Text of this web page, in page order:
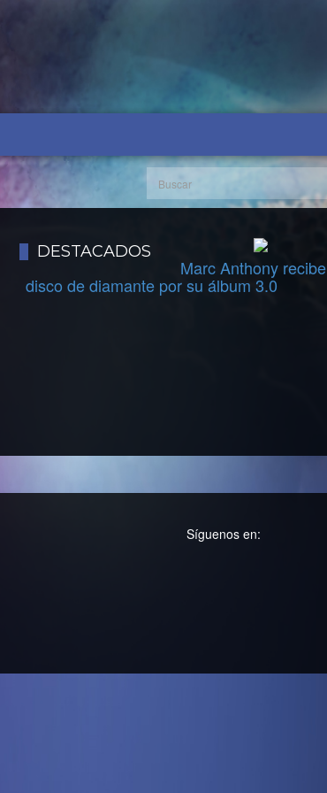
DESTACADOS
Marc Anthony recibe
disco de diamante por su álbum 3.0
Síguenos en: